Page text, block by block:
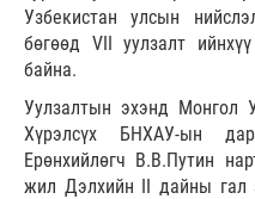
Узбекистан улсын
бөгөөд VII уулзалт
байна.
Уулзалтын эхэнд Монгол
Хүрэлсүх БНХАУ-ын
Ерөнхийлөгч В.В.Путин
жил Дэлхийн II дайны гал